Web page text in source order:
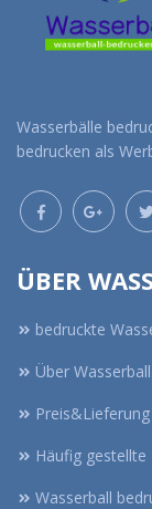
Wasserbälle
bedrucken als
ÜBER
bedruckte
Über
Preis&Lieferung
Häufig gestellte
Wasserball